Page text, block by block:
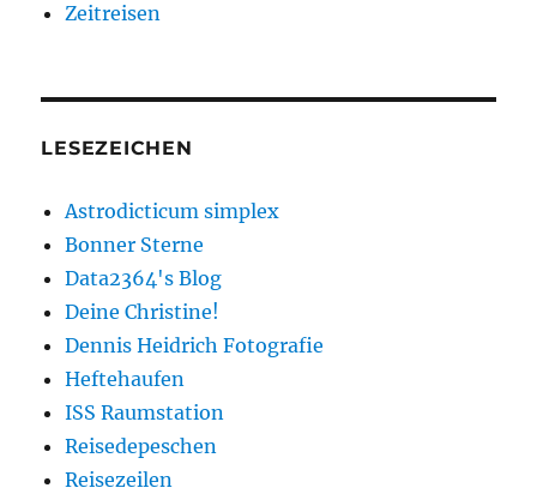
Zeitreisen
LESEZEICHEN
Astrodicticum simplex
Bonner Sterne
Data2364's Blog
Deine Christine!
Dennis Heidrich Fotografie
Heftehaufen
ISS Raumstation
Reisedepeschen
Reisezeilen